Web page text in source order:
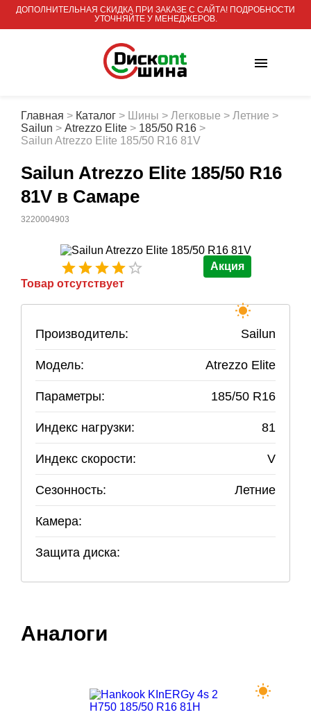
ДОПОЛНИТЕЛЬНАЯ СКИДКА ПРИ ЗАКАЗЕ С САЙТА! ПОДРОБНОСТИ
УТОЧНЯЙТЕ У МЕНЕДЖЕРОВ.
Главная > Каталог > Шины > Легковые > Летние >
Sailun > Atrezzo Elite > 185/50 R16 >
Sailun Atrezzo Elite 185/50 R16 81V
Sailun Atrezzo Elite 185/50 R16
81V в Самаре
3220004903
Акция
Товар отсутствует
Производитель: Sailun
Модель: Atrezzo Elite
Параметры: 185/50 R16
Индекс нагрузки: 81
Индекс скорости: V
Сезонность: Летние
Камера:
Защита диска:
Аналоги